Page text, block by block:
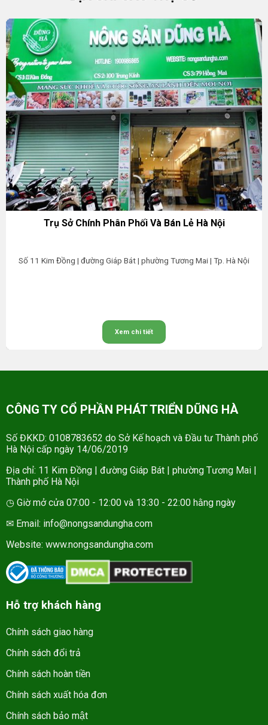
Trụ Sở Chính Phân Phối Và Bán Lẻ Hà Nội
Số 11 Kim Đồng | đường Giáp Bát | phường Tương Mai | Tp. Hà Nội
Xem chi tiết
CÔNG TY CỔ PHẦN PHÁT TRIỂN DŨNG HÀ
Số ĐKKD: 0108783652 do Sở Kế hoạch và Đầu tư Thành phố
Hà Nội cấp ngày 14/06/2019
Địa chỉ: 11 Kim Đồng | đường Giáp Bát | phường Tương Mai |
Thành phố Hà Nội
◷ Giờ mở cửa 07:00 - 12:00 và 13:30 - 22:00 hằng ngày
✉ Email: info@nongsandungha.com
Website: www.nongsandungha.com
Hỗ trợ khách hàng
Chính sách giao hàng
Chính sách đổi trả
Chính sách hoàn tiền
Chính sách xuất hóa đơn
Chính sách bảo mật